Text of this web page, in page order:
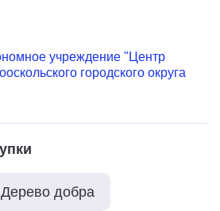
учреждение "Центр
городского округа
Дерево добра